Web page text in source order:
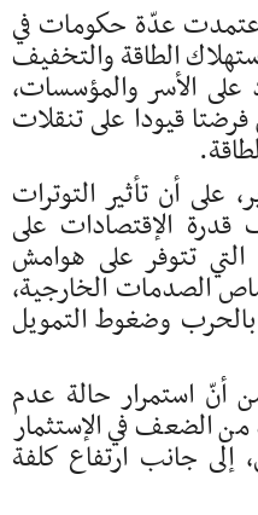
عدّة حكومات في
الطاقة والتخفيف
على الأسر والمؤسسات،
فرضتا قيودا على تنقلات
على أن تأثير التوترات
قدرة الإقتصادات على
تتوفر على هوامش
الصدمات الخارجية،
بالحرب وضغوط التمويل
أنّ استمرار حالة عدم
من الضعف في الإستثمار
إلى جانب ارتفاع كلفة